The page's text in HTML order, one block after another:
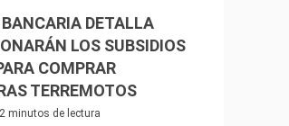
DETALLA
LOS SUBSIDIOS
COMPRAR
TERREMOTOS
2 minutos de lectura